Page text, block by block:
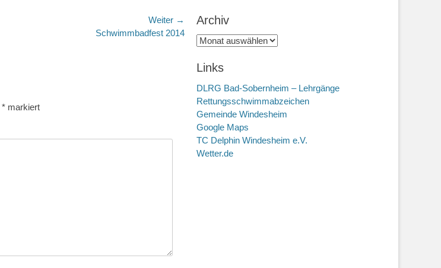
Weiter →
Schwimmbadfest 2014
* markiert
Archiv
Archiv
Links
DLRG Bad-Sobernheim – Lehrgänge
Rettungsschwimmabzeichen
Gemeinde Windesheim
Google Maps
TC Delphin Windesheim e.V.
Wetter.de